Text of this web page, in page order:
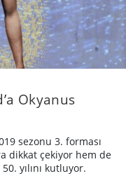
Okyanus
sezonu 3. forması
dikkat çekiyor hem de
yılını kutluyor.